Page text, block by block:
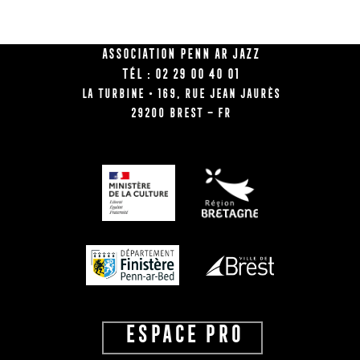
Association Penn Ar Jazz
Tél : 02 29 00 40 01
La Turbine • 169, rue Jean Jaurès
29200 BREST – FR
ESPACE PRO